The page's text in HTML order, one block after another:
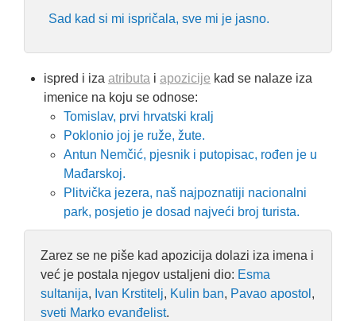
Sad kad si mi ispričala, sve mi je jasno.
ispred i iza atributa i apozicije kad se nalaze iza
imenice na koju se odnose:
Tomislav, prvi hrvatski kralj
Poklonio joj je ruže, žute.
Antun Nemčić, pjesnik i putopisac, rođen je u
Mađarskoj.
Plitvička jezera, naš najpoznatiji nacionalni
park, posjetio je dosad najveći broj turista.
Zarez se ne piše kad apozicija dolazi iza imena i
već je postala njegov ustaljeni dio: Esma
sultanija, Ivan Krstitelj, Kulin ban, Pavao apostol ,
sveti Marko evanđelist.